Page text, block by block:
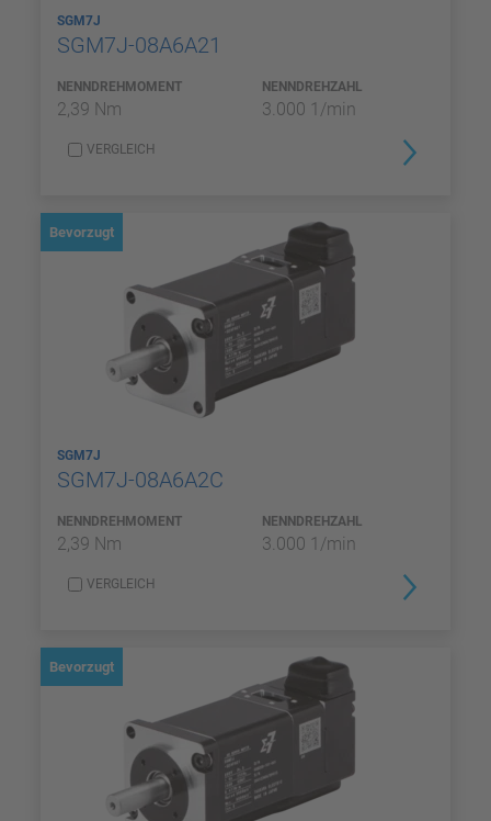
SGM7J
SGM7J-08A6A21
NENNDREHMOMENT
2,39 Nm
NENNDREHZAHL
3.000 1/min
VERGLEICH
Bevorzugt
SGM7J
SGM7J-08A6A2C
NENNDREHMOMENT
2,39 Nm
NENNDREHZAHL
3.000 1/min
VERGLEICH
Bevorzugt